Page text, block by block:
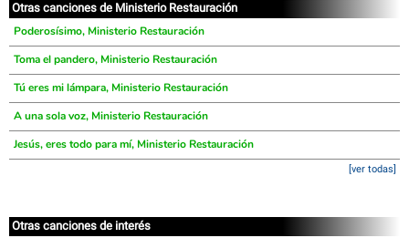
Otras canciones de Ministerio Restauración
Poderosísimo, Ministerio Restauración
Toma el pandero, Ministerio Restauración
Tú eres mi lámpara, Ministerio Restauración
A una sola voz, Ministerio Restauración
Jesús, eres todo para mí, Ministerio Restauración
[ver todas]
Otras canciones de interés